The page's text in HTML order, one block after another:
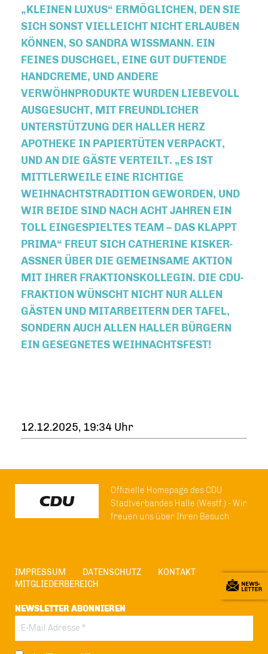
LEINEN LUXUS“ ERMÖGLICHEN, DEN SIE SI
CH SONST VIELLEICHT NICHT ERLAUBEN KÖ
NNEN, SO SANDRA WISSMANN. EIN FEI
NES DUSCHGEL, EINE GUT DUFTENDE HAN
DCREME, UND ANDERE VER
WÖHNPRODUKTE WURDEN LIEBEVOLL AUS
GESUCHT, MIT FREUNDLICHER UNT
ERSTÜTZUNG DER HALLER HERZ APO
THEKE IN PAPIERTÜTEN VERPACKT, UND
AN DIE GÄSTE VERTEILT. „ES IST MIT
TLERWEILE EINE RICHTIGE WEI
HNACHTSTRADITION GEWORDEN, UND WIR
BEIDE SIND NACH ACHT JAHREN EIN TOL
L EINGESPIELTES TEAM – DAS KLAPPT PRI
MA“ FREUT SICH CATHERINE KISKER-ASSN
ER ÜBER DIE GEMEINSAME AKTION MIT
IHRER FRAKTIONSKOLLEGIN. DIE CDU-FRAK
TION WÜNSCHT NICHT NUR ALLEN GÄST
EN UND MITARBEITERN DER TAFEL, SOND
ERN AUCH ALLEN HALLER BÜRGERN EIN
GESEGNETES WEIHNACHTSFEST!
12.12.2025, 19:34 Uhr
Offizielle Homepage des CDU
Stadtverbandes Halle (Westf.) - Wir
freuen uns über Ihren Besuch
IMPRESSUM DATENSCHUTZ
KONTAKT
MITGLIEDERBEREICH
NEWSLETTER ABONNIEREN